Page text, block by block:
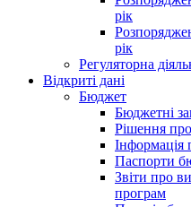
рік
рік
Регуляторна
Відкриті дані
Бюджет
Бюджетні
Рішення
Паспорти
Звіти про
програм